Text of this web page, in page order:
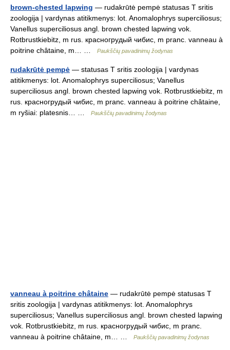
brown-chested lapwing — rudakrūtė pempė statusas T sritis
zoologija | vardynas atitikmenys: lot. Anomalophrys superciliosus;
Vanellus superciliosus angl. brown chested lapwing vok.
Rotbrustkiebitz, m rus. красногрудый чибис, m pranc. vanneau à
poitrine châtaine, m… …
Paukščių pavadinimų žodynas
rudakrūtė pempė — statusas T sritis zoologija | vardynas
atitikmenys: lot. Anomalophrys superciliosus; Vanellus
superciliosus angl. brown chested lapwing vok. Rotbrustkiebitz, m
rus. красногрудый чибис, m pranc. vanneau à poitrine châtaine,
m ryšiai: platesnis… …
Paukščių pavadinimų žodynas
vanneau à poitrine châtaine — rudakrūtė pempė statusas T
sritis zoologija | vardynas atitikmenys: lot. Anomalophrys
superciliosus; Vanellus superciliosus angl. brown chested lapwing
vok. Rotbrustkiebitz, m rus. красногрудый чибис, m pranc.
vanneau à poitrine châtaine, m… …
Paukščių pavadinimų žodynas